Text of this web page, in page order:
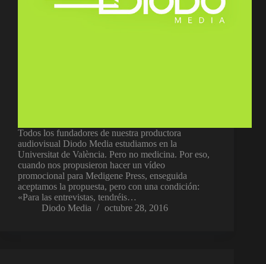
Todos los fundadores de nuestra productora
audiovisual Diodo Media estudiamos en la
Universitat de València. Pero no medicina. Por eso,
cuando nos propusieron hacer un vídeo
promocional para Medigene Press, enseguida
aceptamos la propuesta, pero con una condición:
«Para las entrevistas, tendréis…
Diodo Media
octubre 28, 2016